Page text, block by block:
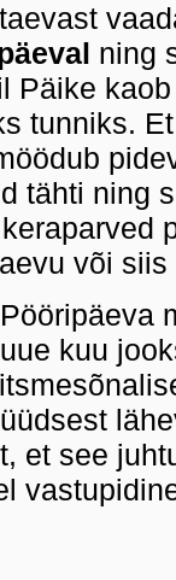
ning
Päike
tunniks.
tähti ning
või
kuu
et see